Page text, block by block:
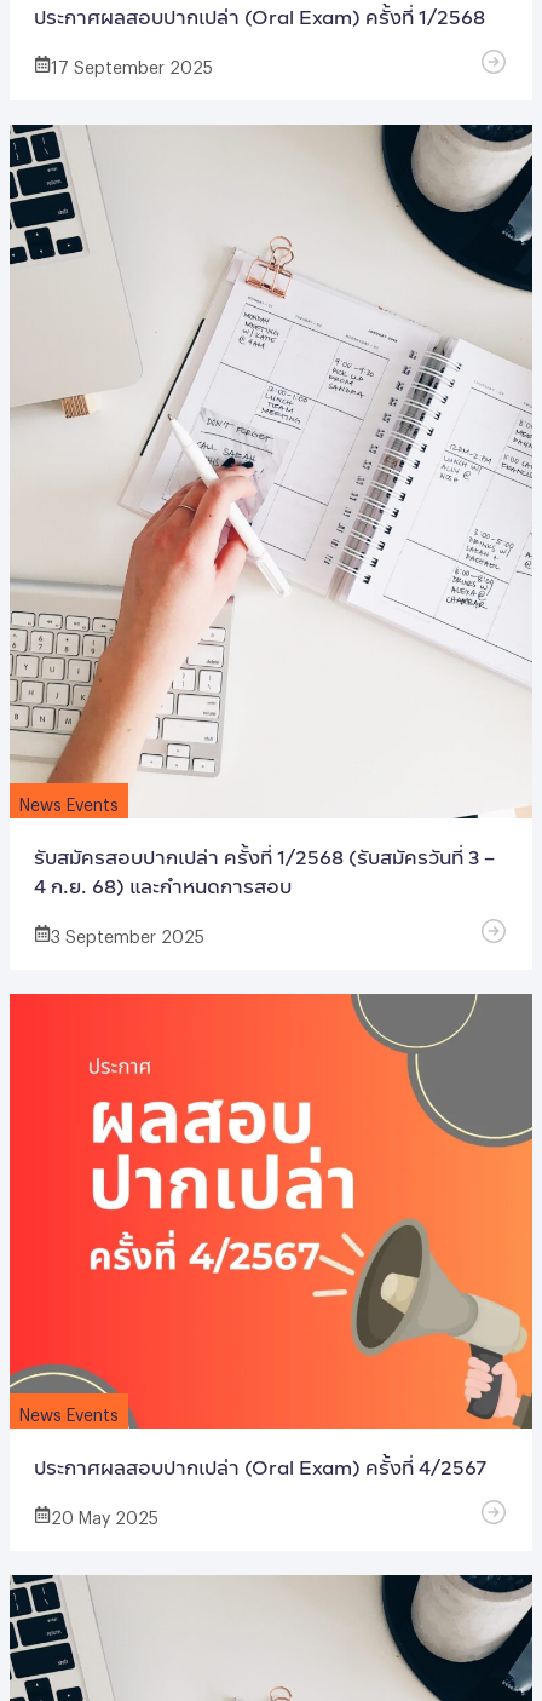
ประกาศผลสอบปากเปล่า (Oral Exam) ครั้งที่ 1/2568
17 September 2025
News Events
รับสมัครสอบปากเปล่า ครั้งที่ 1/2568 (รับสมัครวันที่ 3 –
4 ก.ย. 68) และกำหนดการสอบ
3 September 2025
News Events
ประกาศผลสอบปากเปล่า (Oral Exam) ครั้งที่ 4/2567
20 May 2025